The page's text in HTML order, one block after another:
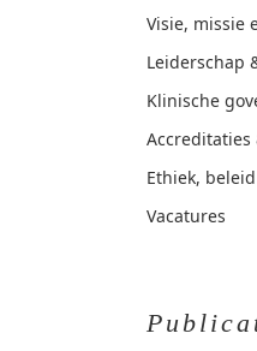
Visie, missie
Leiderschap
Klinische
Accreditaties
Ethiek,
Vacatures